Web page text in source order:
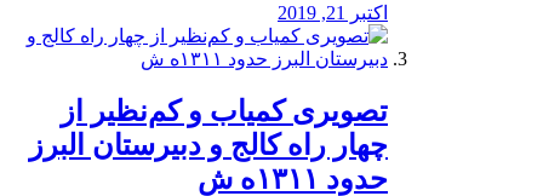
اکتبر 21, 2019
️تصویری کمیاب و کم‌نظیر از
چهار راه كالج و دبيرستان البرز
حدود ۱۳۱۱ه ش